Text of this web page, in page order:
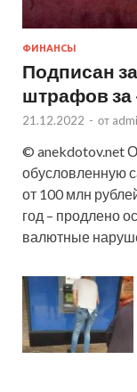
ФИНАНСЫ
Подписан
штрафов за
21.12.2022 - от
© anekdotov.net
обусловленную
от 100 млн
год – продлено
валютные